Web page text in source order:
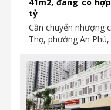
tỷ
Cần chuyển nhượng
Thọ, phường An